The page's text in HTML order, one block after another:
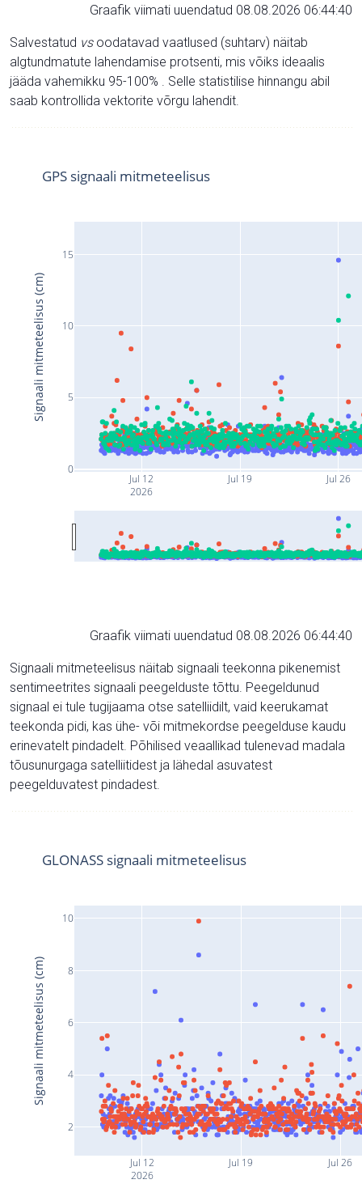
Graafik viimati uuendatud 08.08.2026 06:44:40
Salvestatud vsoodatavad vaatlused (suhtarv) näitab
algtundmatute lahendamise protsenti, mis võiks ideaalis
jääda vahemikku 95-100% . Selle statistilise hinnangu abil
saab kontrollida vektorite võrgu lahendit.
Jul 12
2026
Jul 19 Jul 26
0
5
10
15
GPS signaali mitmeteelisus
Signaali mitmeteelisus (cm)
Graafik viimati uuendatud 08.08.2026 06:44:40
Signaali mitmeteelisus näitab signaali teekonna pikenemist
sentimeetrites signaali peegelduste tõttu. Peegeldunud
signaal ei tule tugijaama otse satelliidilt, vaid keerukamat
teekonda pidi, kas ühe- või mitmekordse peegelduse kaudu
erinevatelt pindadelt. Põhilised veaallikad tulenevad madala
tõusunurgaga satelliitidest ja lähedal asuvatest
peegelduvatest pindadest.
Jul 12
2026
Jul 19 Jul 26
2
4
6
8
10
GLONASS signaali mitmeteelisus
Signaali mitmeteelisus (cm)